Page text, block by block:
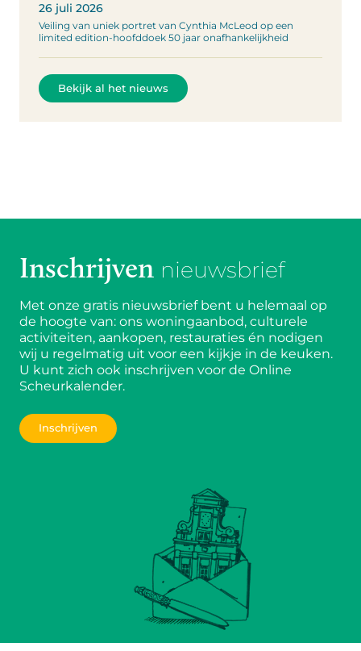
26 juli 2026
Veiling van uniek portret van Cynthia McLeod op een
limited edition-hoofddoek 50 jaar onafhankelijkheid
Bekijk al het nieuws
Inschrijven nieuwsbrief
Met onze gratis nieuwsbrief bent u helemaal op
de hoogte van: ons woningaanbod, culturele
activiteiten, aankopen, restauraties én nodigen
wij u regelmatig uit voor een kijkje in de keuken.
U kunt zich ook inschrijven voor de Online
Scheurkalender.
Inschrijven